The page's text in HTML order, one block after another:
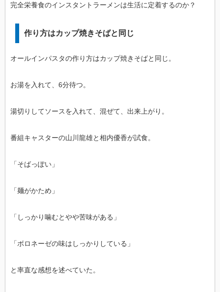
完全栄養食のインスタントラーメンは生活に定着するのか？
作り方はカップ焼きそばと同じ
オールインパスタの作り方はカップ焼きそばと同じ。
お湯を入れて、6分待つ。
湯切りしてソースを入れて、混ぜて、出来上がり。
番組キャスターの山川龍雄と相内優香が試食。
「そばっぽい」
「麺がかため」
「しっかり噛むとやや苦味がある」
「ボロネーゼの味はしっかりしている」
と率直な感想を述べていた。